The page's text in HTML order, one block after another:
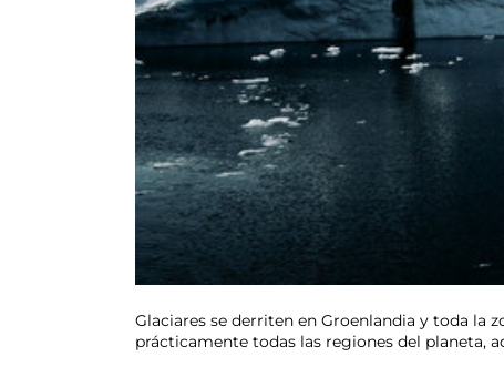
Glaciares se derriten en Groenlandia y toda la
prácticamente todas las regiones del planeta,